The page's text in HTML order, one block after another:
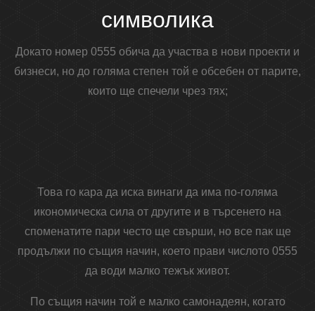
символика
Докато номер 0555 обича да участва в нови проекти и
бизнеси, но до голяма степен той е обсебен от парите,
които ще спечели чрез тях;
Това го кара да иска винаги да има по-голяма
икономическа сила от другите и в търсенето на
споменатите пари често ще свърши, но все пак ще
продължи по същия начин, което прави числото 0555
да води малко тежък живот.
По същия начин той е малко самонадеян, когато